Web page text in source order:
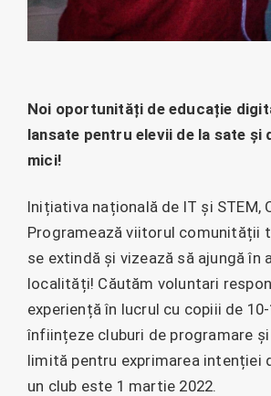
Noi oportunități de educație
lansate pentru elevii de la sate și
mici!
Inițiativa națională de IT și STEM,
Programează viitorul comunității
se extindă și vizează să ajungă în
localități! Căutăm voluntari
experiență în lucrul cu copiii de
înființeze cluburi de programare
limită pentru exprimarea intenției
un club este 1 martie 2022.